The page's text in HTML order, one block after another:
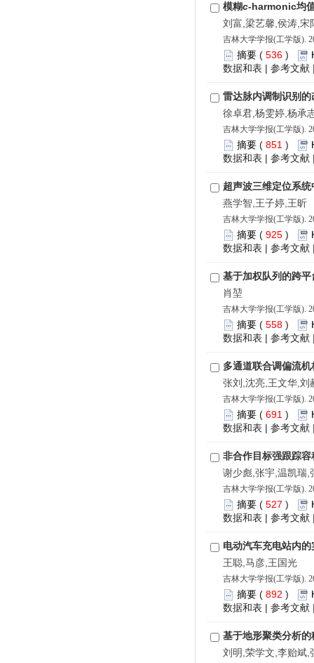
模糊c-harmonic均
刘富,梁艺馨,侯涛,宋
吉林大学学报(工学版).
摘要 ( 536 )
数据和表 | 参考文献
雷达脉内调制识别
徐卓君,杨雯婷,杨承
吉林大学学报(工学版).
摘要 ( 851 )
数据和表 | 参考文献
超声波三维定位系
燕学智,王子婷,王昕
吉林大学学报(工学版).
摘要 ( 925 )
数据和表 | 参考文献
基于加权队列的跨
肖堃
吉林大学学报(工学版).
摘要 ( 558 )
数据和表 | 参考文献
多通道联合调偏流
张刘,沈亮,王文华,刘
吉林大学学报(工学版).
摘要 ( 691 )
数据和表 | 参考文献
非合作目标强跟踪
谢少彪,张宇,温凯瑞,
吉林大学学报(工学版).
摘要 ( 527 )
数据和表 | 参考文献
电动汽车充电站内
王聪,马彦,王国光
吉林大学学报(工学版).
摘要 ( 892 )
数据和表 | 参考文献
基于地形聚类分析
刘明,荣学文,李贻斌,